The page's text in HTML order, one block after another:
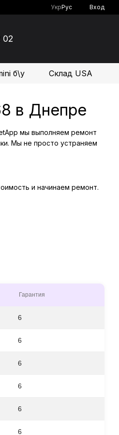
УкрРус Вход
02
б\у Склад USA
в Днепре
мы выполняем ремонт
Мы не просто устраняем
и начинаем ремонт.
Гарантия
6
6
6
6
6
6